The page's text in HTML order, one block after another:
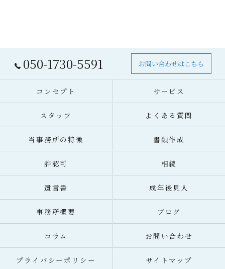
050-1730-5591 お問い合わせはこちら
コンセプト サービス
スタッフ よくある質問
当事務所の特徴 書類作成
許認可 相続
遺言書 成年後見人
事務所概要 ブログ
コラム お問い合わせ
プライバシーポリシー サイトマップ